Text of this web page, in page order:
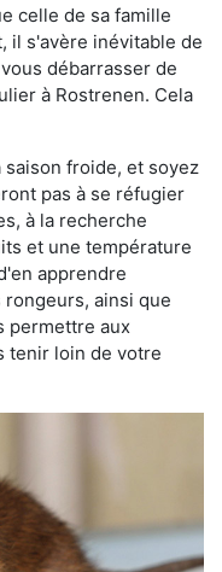
celle de sa famille
il s'avère inévitable de
débarrasser de
à Rostrenen. Cela
froide, et soyez
pas à se réfugier
à la recherche
et une température
apprendre
ainsi que
permettre aux
tenir loin de votre